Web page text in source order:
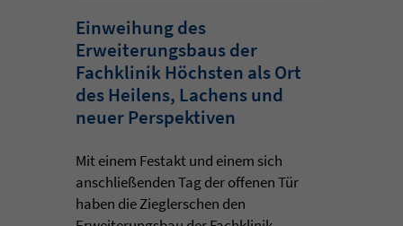
Einweihung des
Erweiterungsbaus der
Fachklinik Höchsten als Ort
des Heilens, Lachens und
neuer Perspektiven
Mit einem Festakt und einem sich
anschließenden Tag der offenen Tür
haben die Zieglerschen den